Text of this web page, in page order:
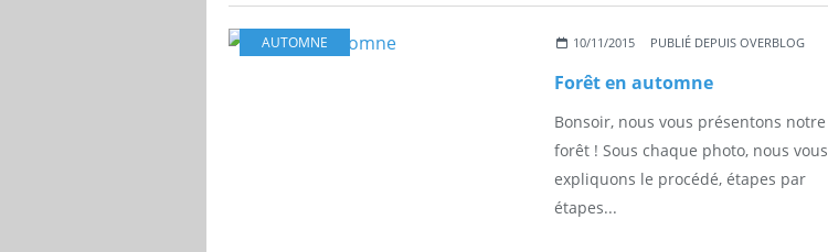
AUTOMNE 10/11/2015 PUBLIÉ DEPUIS OVERBLOG
Forêt en automne
Bonsoir, nous vous présentons notre
forêt ! Sous chaque photo, nous vous
expliquons le procédé, étapes par
étapes...